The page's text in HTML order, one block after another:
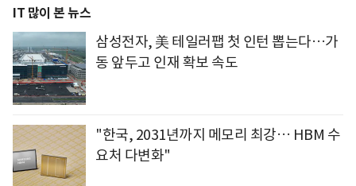
IT 많이 본 뉴스
삼성전자, 美 테일러팹 첫 인턴 뽑는다…가
동 앞두고 인재 확보 속도
"한국, 2031년까지 메모리 최강… HBM 수
요처 다변화"